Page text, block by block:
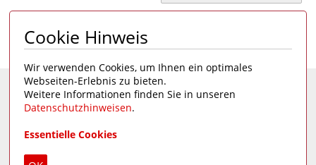
Seite 1 von 1 1
Eine Seite desDeutschen Hygiene-Museums
Cookie Hinweis
Wir verwenden Cookies, um Ihnen ein optimales
Webseiten-Erlebnis zu bieten.
Weitere Informationen finden Sie in unseren
Datenschutzhinweisen.
Essentielle Cookies